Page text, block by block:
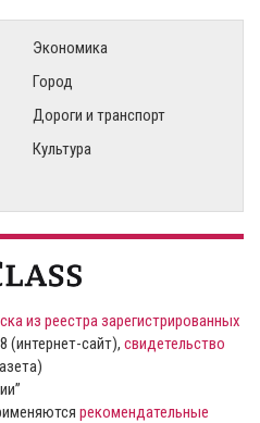
Экономика
Город
Дороги и транспорт
Культура
из реестра зарегистрированных
(интернет-сайт), свидетельство
рекомендательные